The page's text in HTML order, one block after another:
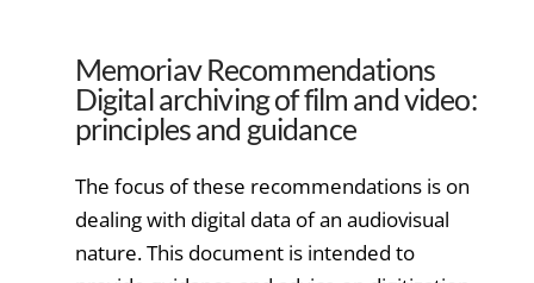
Memoriav Recommendations
Digital archiving of film and video:
principles and guidance
The focus of these recommendations is on
dealing with digital data of an audiovisual
nature. This document is intended to